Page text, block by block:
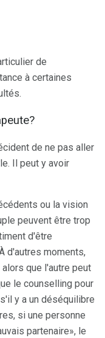
de
à certaines
de ne pas aller
Il peut y avoir
ou la vision
peuvent être trop
d'être
d'autres moments,
que l'autre peut
le counselling pour
y a un déséquilibre
si une personne
partenaire», le